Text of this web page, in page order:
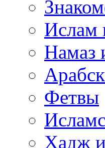
Ислам
Намаз
Фетвы
Хадж